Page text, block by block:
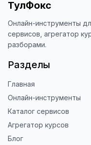
ТулФокс
Онлайн-инструменты
сервисов, агрегатор
разборами.
Разделы
Главная
Онлайн-инструменты
Каталог сервисов
Агрегатор курсов
Блог